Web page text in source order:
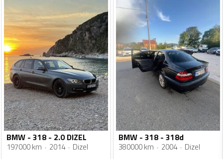
BMW - 318 - 2.0 DIZEL
197000 km 2014 Dizel
BMW - 318 - 318d
380000 km 2004 Dizel